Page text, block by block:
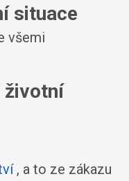
situace
všemi
životní
, a to ze zákazu